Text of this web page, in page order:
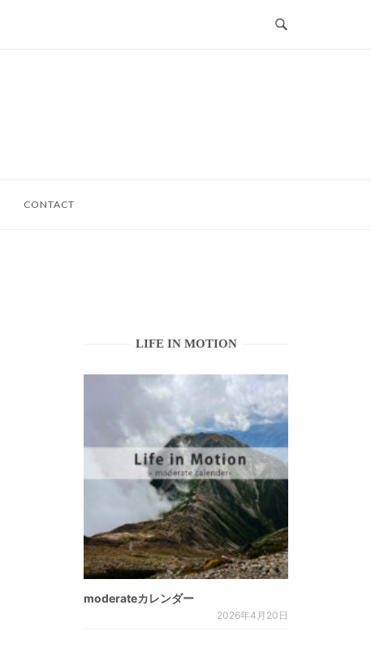
CONTACT
LIFE IN MOTION
moderateカレンダー
2026年4月20日